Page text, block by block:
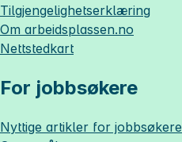
Tilgjengelighetserklæring
Om arbeidsplassen.no
Nettstedkart
For jobbsøkere
Nyttige artikler for jobbsøkere